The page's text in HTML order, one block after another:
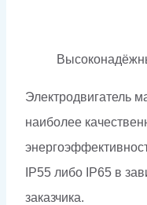
Электродвигатель
наиболее
IP55 либо IP65 в
заказчика.